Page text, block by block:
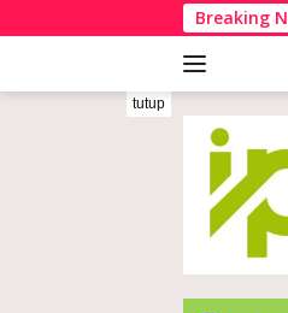
ke
Breaking
tutup